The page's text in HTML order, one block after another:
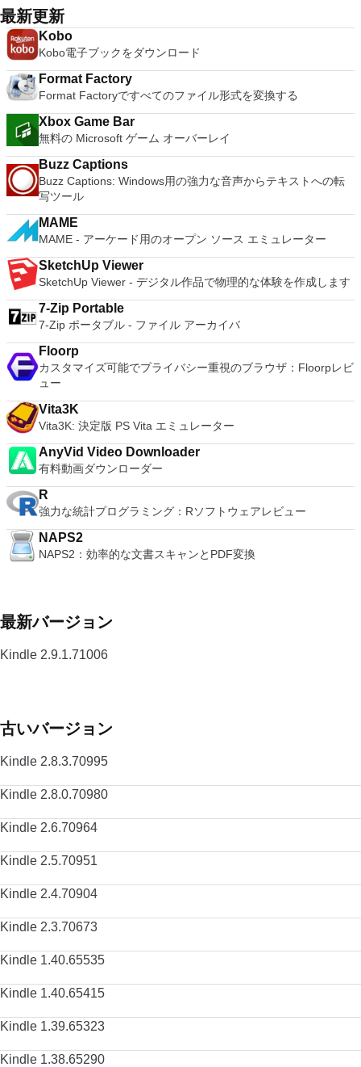
document, and converting PowerPoint to Word document
support. Overall, WPS Office 2016 Free is a good alternative
to Microsoft's offering. The Writer program is a versatile word
processor; the Presentation program is an easy to use and
effective slide show maker that helps you to create impressive
multimedia presentations; and the Spreadsheets program is
both a flexible and a powerful spreadsheet application.
労し、時々フリーズまたはクラッシュすることです。* PCSX2
を使用するには、コンソールから抽出できるPlaystation 2
BIOSが必要です。
ん。 サポートされている言語は次のとおりです。インドネシ
ア語、マレーシア語、セシュティナ、ダンスク、ドイツ語、英
語、スペイン語、フランス語、フルバツキー、イタリア語、ラ
ク、ポルスキ、ポルトガル、ポルトガル、スロヴェンスキー、
スロベンツキー、スロヴェンスキーSrpski、Suomi、
Svenska、Türkçe。
Screen Sharing（ARD）などのサードパーティ製のVNC互換
ソフトウェアを実行しているコンピューターに直接接続しま
す。 各デバイスでVNC Viewerにサインインして、すべてのデ
バイス間の接続をバックアップおよび同期します。 仮想キー
ボードの上のスクロールバーには、Command / Windowsなど
の高度なキーが含まれています。 Bluetoothキーボードのサポ
試用の3つのバージョンがあります。 制御する必要のあるマシ
ンごとに、RealVNCのWebサイトにアクセスして、各コンピ
ューターにVNC Connectをダウンロードするだけです。次
に、RealVNCアカウントの資格情報を使用して、ローカルマ
シンでVNC Viewerにサインインします。そこから、コンピュ
ーターを確認して接続できます。 VNC Connectを使用する
と、セッションはエンドツーエンドで暗号化されます。アプリ
はすぐに各コンピューターをパスワードで保護します。コンピ
ューターへのログインに使用するのと同じユーザー名とパスワ
ードを入力するだけです。 WIN 7,8,8.1,10をサポートしま
す。 VNC ViewerのMacバージョンをお探しですか？ここから
ダウンロード
2007。 Microsoft Office PowerPoint 2007。 Microsoft Office
Publisher 2007。 Microsoft Office Visio 2007。 Microsoft
Office Word 2007。 2007 Microsoft Officeプログラムのこの
Microsoft Save as PDFまたはXPSアドインは、2007 Microsoft
Office systemソフトウェアの補足条項であり、2007 Microsoft
Office systemソフトウェアのライセンス条項の対象となりま
す。 システム要件：サポートされているオペレーティングシ
ステム。 Windows Server 2003、Windows Vista、Windows
XP Service Pack 2。
の増え続けるコレクションへのアクセスで仮想世界に没頭する
か、PCまたはラップトップでの比類のない再生サポートと独
自の強化により、どこにいても簡単にリラックスできます。
新機能は次のとおりです。 4K DHR向けに最適化 Ultra HD
Blu-ray、4K、HEVC / H.265およびHDR10コンテンツをサポー
ト全画面モードで21：9モニターで2.35：1の映画を見る常時
オンのミニビューでYouTubeライブを見る YouTubeおよび
Vimeoで4K HDRおよび360ビデオを再生 VRエクスペリエンス
の向上：Microsoft Mixed Realityヘッドセット、HTC、VIVE、
およびOculus Riftをサポート Fire TVとキャストのサポート
注：これは商用トライアルです。
最新更新
Kobo
Kobo電子ブックをダウンロード
Format Factory
Format Factoryですべてのファイル形式を変換する
Xbox Game Bar
無料の Microsoft ゲーム オーバーレイ
Buzz Captions
Buzz Captions: Windows用の強力な音声からテキストへの転
写ツール
MAME
MAME - アーケード用のオープン ソース エミュレーター
SketchUp Viewer
SketchUp Viewer - デジタル作品で物理的な体験を作成します
7-Zip Portable
7-Zip ポータブル - ファイル アーカイバ
Floorp
カスタマイズ可能でプライバシー重視のブラウザ：Floorpレビ
ュー
Vita3K
Vita3K: 決定版 PS Vita エミュレーター
AnyVid Video Downloader
有料動画ダウンローダー
R
強力な統計プログラミング：Rソフトウェアレビュー
NAPS2
NAPS2：効率的な文書スキャンとPDF変換
最新バージョン
Kindle 2.9.1.71006
古いバージョン
Kindle 2.8.3.70995
Kindle 2.8.0.70980
Kindle 2.6.70964
Kindle 2.5.70951
Kindle 2.4.70904
Kindle 2.3.70673
Kindle 1.40.65535
Kindle 1.40.65415
Kindle 1.39.65323
Kindle 1.38.65290